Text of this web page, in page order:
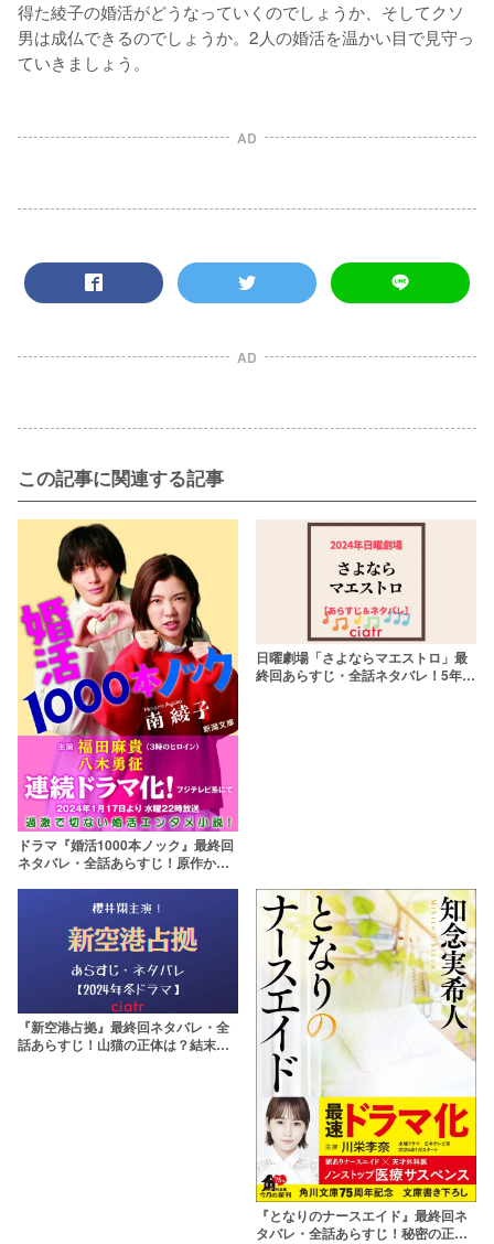
得た綾子の婚活がどうなっていくのでしょうか、そしてクソ
男は成仏できるのでしょうか。2人の婚活を温かい目で見守っ
ていきましょう。
AD
AD
この記事に関連する記事
ドラマ『婚活1000本ノック』最終回
ネタバレ・全話あらすじ！原作から
日曜劇場「さよならマエストロ」最
終回あらすじ・全話ネタバレ！5年前
『新空港占拠』最終回ネタバレ・全
話あらすじ！山猫の正体は？結末の
『となりのナースエイド』最終回ネ
タバレ・全話あらすじ！秘密の正体